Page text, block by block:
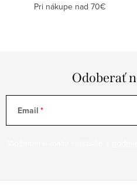
Pri nákupe nad 70€
Odoberať
Email